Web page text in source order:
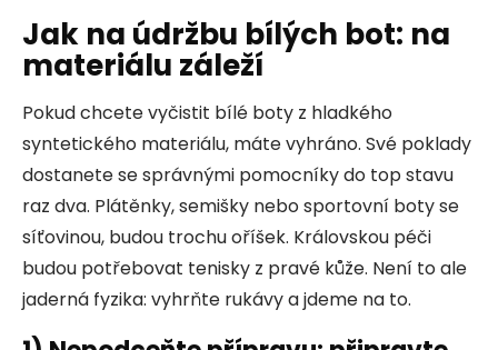
Jak na údržbu bílých bot: na
materiálu záleží
Pokud chcete vyčistit bílé boty z hladkého
syntetického materiálu, máte vyhráno. Své poklady
dostanete se správnými pomocníky do top stavu
raz dva. Plátěnky, semišky nebo sportovní boty se
síťovinou, budou trochu oříšek. Královskou péči
budou potřebovat tenisky z pravé kůže. Není to ale
jaderná fyzika: vyhrňte rukávy a jdeme na to.